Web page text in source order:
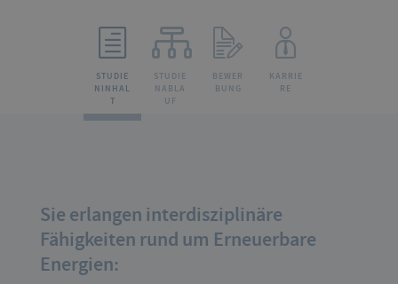
STUDIE
NINHAL
T
STUDIE
NABLA
UF
BEWER
BUNG
KARRIE
RE
Sie erlangen interdisziplinäre
Fähigkeiten rund um Erneuerbare
Energien: